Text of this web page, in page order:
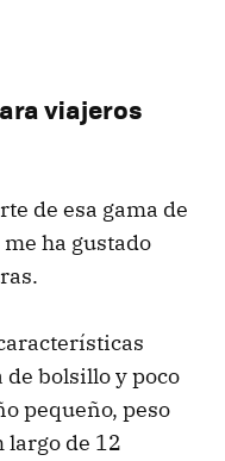
viajeros
de esa gama de
ha gustado
de bolsillo y poco
pequeño, peso
largo de 12